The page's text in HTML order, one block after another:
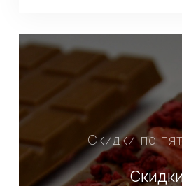
Скидки по